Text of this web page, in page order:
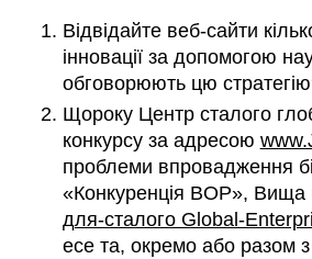
Відвідайте веб-сайти
інновації за допомогою
обговорюють цю
Щороку Центр сталого
конкурсу за адресою
проблеми впровадження
«Конкуренція BOP»,
для-сталого Global-
есе та, окремо або разом з